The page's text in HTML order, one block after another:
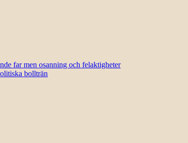
far men osanning och felaktigheter
bollträn